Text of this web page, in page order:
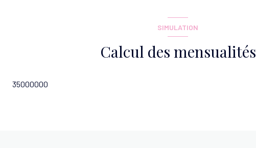
SIMULATION
Calcul des mensualités
35000000